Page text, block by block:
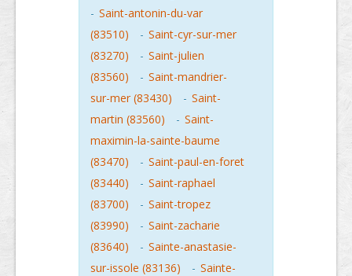
- Saint-antonin-du-var
(83510)
- Saint-cyr-sur-mer
(83270)
- Saint-julien
(83560)
- Saint-mandrier-
sur-mer (83430)
- Saint-
martin (83560)
- Saint-
maximin-la-sainte-baume
(83470)
- Saint-paul-en-foret
(83440)
- Saint-raphael
(83700)
- Saint-tropez
(83990)
- Saint-zacharie
(83640)
- Sainte-anastasie-
sur-issole (83136)
- Sainte-